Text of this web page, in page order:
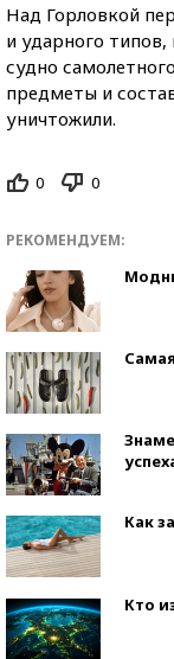
Над Горловкой
и ударного
судно
предметы и
уничтожили.
0 0
РЕКОМЕНДУЕМ:
Как
Кто